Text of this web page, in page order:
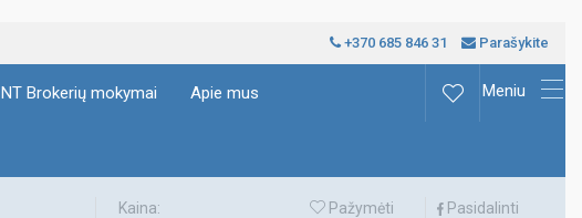
+370 685 846 31 Parašykite
NT Brokerių mokymai Apie mus Meniu
Kaina: Pažymėti Pasidalinti